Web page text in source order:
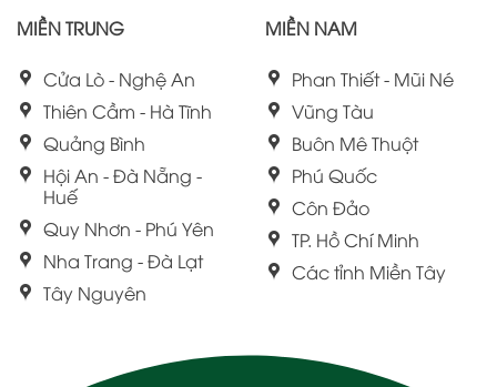
MIỀN TRUNG
Cửa Lò - Nghệ An
Thiên Cầm - Hà Tĩnh
Quảng Bình
Hội An - Đà Nẵng -
Huế
Quy Nhơn - Phú Yên
Nha Trang - Đà Lạt
Tây Nguyên
MIỀN NAM
Phan Thiết - Mũi Né
Vũng Tàu
Buôn Mê Thuột
Phú Quốc
Côn Đảo
TP. Hồ Chí Minh
Các tỉnh Miền Tây